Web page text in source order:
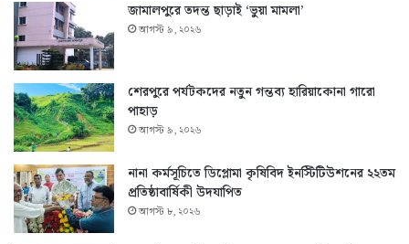
জামালপুরে তদন্ত ছাড়াই ‘ভুয়া মামলা’
আগস্ট ৯, ২০২৬
শেরপুরে পর্যটকদের নতুন গন্তব্য হারিয়াকোনা গারো
পাহাড়
আগস্ট ৯, ২০২৬
নানা কর্মসূচিতে ডিপ্লোমা কৃষিবিদ ইনস্টিটিউশনের ২২তম
প্রতিষ্ঠাবার্ষিকী উদযাপিত
আগস্ট ৮, ২০২৬